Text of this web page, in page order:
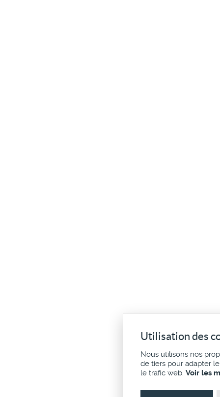
Utilisation des
Nous utilisons nos
de tiers pour adapter
le trafic web. Voir les